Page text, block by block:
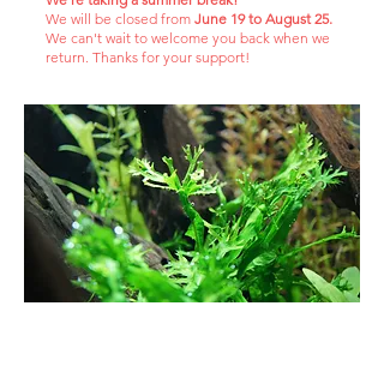
We will be closed from June 19 to August 25.
We can't wait to welcome you back when we
return. Thanks for your support!